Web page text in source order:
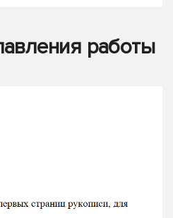
работы